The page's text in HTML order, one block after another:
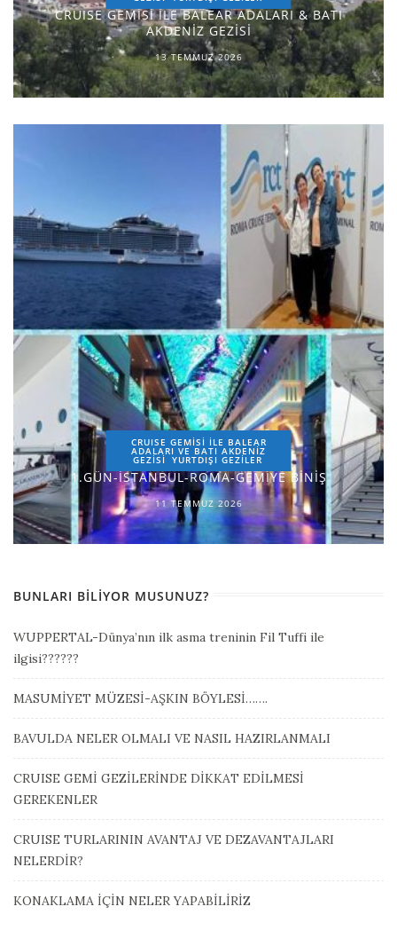
CRUISE GEMİSİ İLE BALEAR ADALARI & BATI
AKDENİZ GEZİSİ
13 TEMMUZ 2026
CRUISE GEMİSİ İLE BALEAR
ADALARI VE BATI AKDENİZ
GEZİSİ YURTDIŞI GEZILER
1.GÜN-İSTANBUL-ROMA-GEMİYE BİNİŞ
11 TEMMUZ 2026
BUNLARI BILIYOR MUSUNUZ?
WUPPERTAL-Dünya’nın ilk asma treninin Fil Tuffi ile
ilgisi??????
MASUMİYET MÜZESİ-AŞKIN BÖYLESİ…….
BAVULDA NELER OLMALI VE NASIL HAZIRLANMALI
CRUISE GEMİ GEZİLERİNDE DİKKAT EDİLMESİ
GEREKENLER
CRUISE TURLARININ AVANTAJ VE DEZAVANTAJLARI
NELERDİR?
KONAKLAMA İÇİN NELER YAPABİLİRİZ